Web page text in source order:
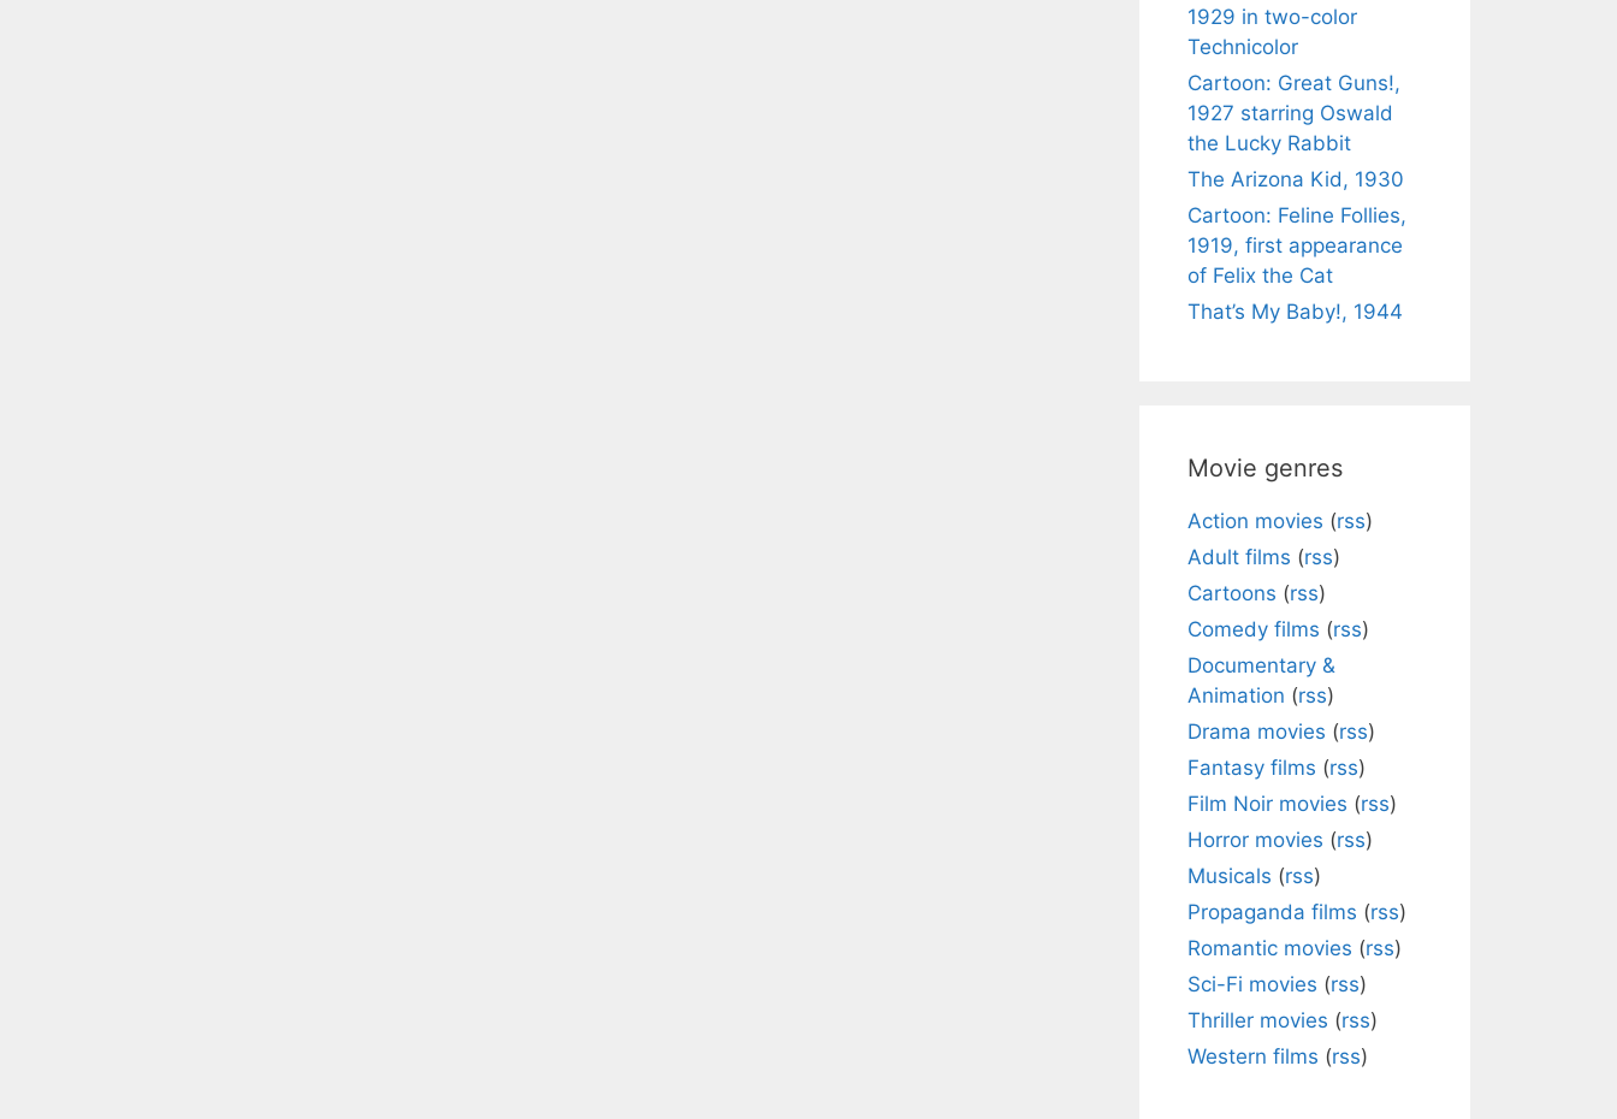
1929 in two-color
Technicolor
Cartoon: Great Guns!,
1927 starring Oswald
the Lucky Rabbit
The Arizona Kid, 1930
Cartoon: Feline Follies,
1919, first appearance
of Felix the Cat
That’s My Baby!, 1944
Movie genres
Action movies (rss)
Adult films (rss)
Cartoons (rss)
Comedy films (rss)
Documentary &
Animation (rss)
Drama movies (rss)
Fantasy films (rss)
Film Noir movies (rss)
Horror movies (rss)
Musicals (rss)
Propaganda films (rss)
Romantic movies (rss)
Sci-Fi movies (rss)
Thriller movies (rss)
Western films (rss)